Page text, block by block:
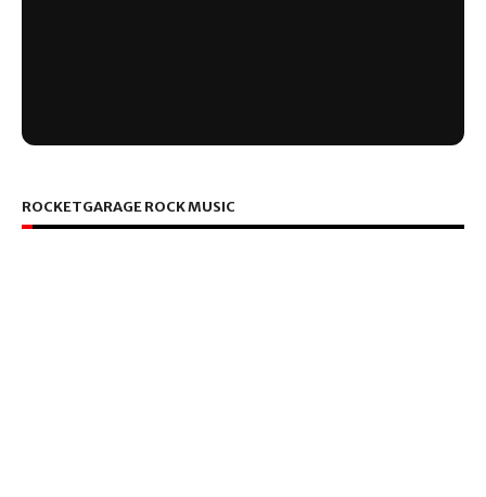
ROCKETGARAGE ROCK MUSIC